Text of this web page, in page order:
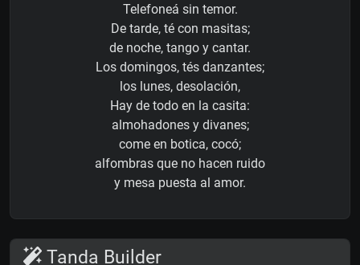
Telefoneá sin temor.
De tarde, té con masitas;
de noche, tango y cantar.
Los domingos, tés danzantes;
los lunes, desolación,
Hay de todo en la casita:
almohadones y divanes;
come en botica, cocó;
alfombras que no hacen ruido
y mesa puesta al amor.
Tanda Builder